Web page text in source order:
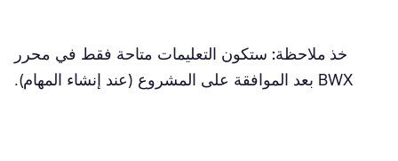
خذ ملاحظة: ستكون التعليمات متاحة فقط في محرر
BWX بعد الموافقة على المشروع (عند إنشاء المهام).